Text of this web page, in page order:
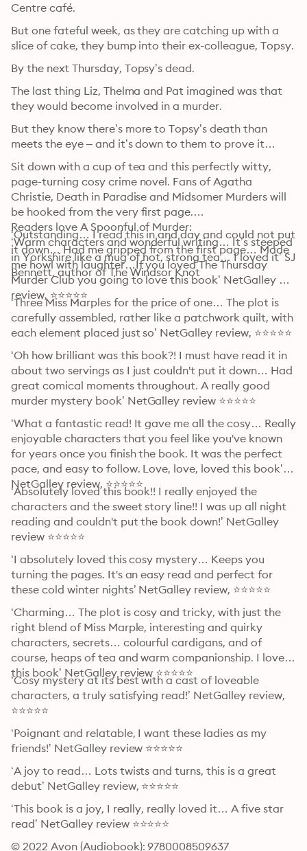
Centre café.
But one fateful week, as they are catching up with a
slice of cake, they bump into their ex-colleague, Topsy.
By the next Thursday, Topsy’s dead.
The last thing Liz, Thelma and Pat imagined was that
they would become involved in a murder.
But they know there’s more to Topsy’s death than
meets the eye – and it’s down to them to prove it…
Sit down with a cup of tea and this perfectly witty,
page-turning cosy crime novel. Fans of Agatha
Christie, Death in Paradise and Midsomer Murders will
be hooked from the very first page.
Readers love A Spoonful of Murder:
‘Warm characters and wonderful writing… It’s steeped
in Yorkshire like a mug of hot, strong tea… I loved it’ SJ
Bennett, author of The Windsor Knot
‘Outstanding… I read this in and day and could not put
it down… Had me gripped from the first page… Made
me howl with laughter…If you loved The Thursday
Murder Club you going to love this book’ NetGalley
review, ⭐⭐⭐⭐⭐
‘Three Miss Marples for the price of one… The plot is
carefully assembled, rather like a patchwork quilt, with
each element placed just so’ NetGalley review, ⭐⭐⭐⭐⭐
‘Oh how brilliant was this book?! I must have read it in
about two servings as I just couldn't put it down… Had
great comical moments throughout. A really good
murder mystery book’ NetGalley review ⭐⭐⭐⭐⭐
‘What a fantastic read! It gave me all the cosy… Really
enjoyable characters that you feel like you've known
for years once you finish the book. It was the perfect
pace, and easy to follow. Love, love, loved this book’
NetGalley review, ⭐⭐⭐⭐⭐
‘Absolutely loved this book!! I really enjoyed the
characters and the sweet story line!! I was up all night
reading and couldn't put the book down!’ NetGalley
review ⭐⭐⭐⭐⭐
‘I absolutely loved this cosy mystery… Keeps you
turning the pages. It's an easy read and perfect for
these cold winter nights’ NetGalley review, ⭐⭐⭐⭐⭐
‘Charming… The plot is cosy and tricky, with just the
right blend of Miss Marple, interesting and quirky
characters, secrets… colourful cardigans, and of
course, heaps of tea and warm companionship. I loved
this book’ NetGalley review ⭐⭐⭐⭐⭐
‘Cosy mystery at its best with a cast of loveable
characters, a truly satisfying read!’ NetGalley review,
⭐⭐⭐⭐⭐
‘Poignant and relatable, I want these ladies as my
friends!’ NetGalley review ⭐⭐⭐⭐⭐
‘A joy to read… Lots twists and turns, this is a great
debut’ NetGalley review, ⭐⭐⭐⭐⭐
‘This book is a joy, I really, really loved it… A five star
read’ NetGalley review ⭐⭐⭐⭐⭐
© 2022 Avon (Audiobook): 9780008509637